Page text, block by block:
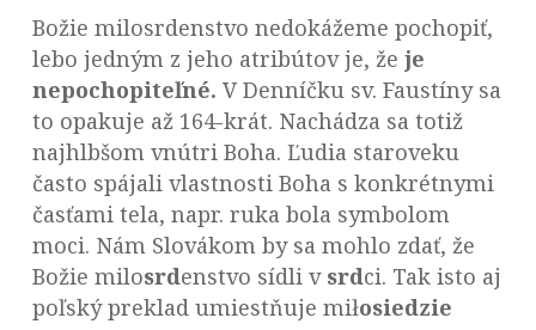
Božie milosrdenstvo nedokážeme pochopiť,
lebo jedným z jeho atribútov je, že je
nepochopiteľné. V Denníčku sv. Faustíny sa
to opakuje až 164-krát. Nachádza sa totiž
najhlbšom vnútri Boha. Ľudia staroveku
často spájali vlastnosti Boha s konkrétnymi
časťami tela, napr. ruka bola symbolom
moci. Nám Slovákom by sa mohlo zdať, že
Božie milosrdenstvo sídli v srdci. Tak isto aj
poľský preklad umiestňuje miłosiedzie